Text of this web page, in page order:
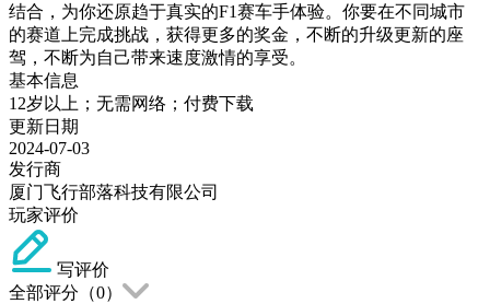
结合，为你还原趋于真实的F1赛车手体验。你要在不同城市
的赛道上完成挑战，获得更多的奖金，不断的升级更新的座
驾，不断为自己带来速度激情的享受。
基本信息
12岁以上；无需网络；付费下载
更新日期
2024-07-03
发行商
厦门飞行部落科技有限公司
玩家评价
写评价
全部评分（0）